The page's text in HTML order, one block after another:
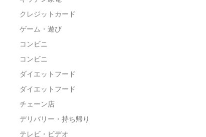
クレジットカード
ゲーム・遊び
コンビニ
コンビニ
ダイエットフード
ダイエットフード
チェーン店
デリバリー・持ち帰り
テレビ・ビデオ